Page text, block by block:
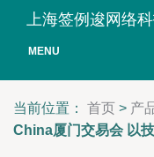
上海签例逡网络
MENU
当前位置： 首页 > 产
China厦门交易会 以